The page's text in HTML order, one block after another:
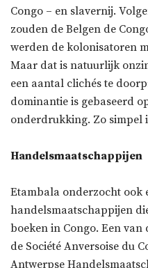
Congo – en slavernij.
zouden de Belgen de
werden de kolonisatoren
Maar dat is natuurlijk
een aantal clichés te
dominantie is gebaseerd
onderdrukking. Zo simpel
Handelsmaatschappijen
Etambala onderzocht ook
handelsmaatschappijen
boeken in Congo. Een
de Société Anversoise du
Antwerpse